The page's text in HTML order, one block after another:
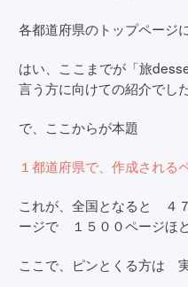
各都道府県のトップページ
はい、ここまでが 「旅
言う方に向けての紹介でし
で、ここからが本題
１都道府県で、作成され
これが、全国となると ４
ージで １５００ページほど
ここで、ピンとくる方は